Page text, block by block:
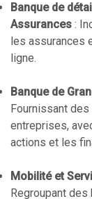
Banque de
Assurances :
les assurances
ligne.
Banque de
Fournissant
entreprises,
actions et les
Mobilité et
Regroupant